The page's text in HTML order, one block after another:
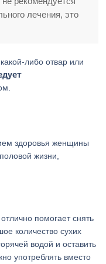
лечения, это
либо отвар или
здоровья женщины
жизни,
помогает снять
количество сухих
водой и оставить
употреблять вместо